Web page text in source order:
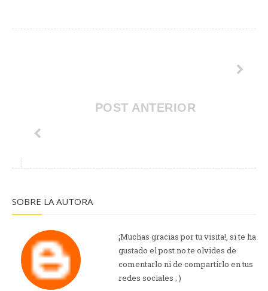
POST ANTERIOR
SOBRE LA AUTORA
¡Muchas gracias por tu visita!, si te ha
gustado el post no te olvides de
comentarlo ni de compartirlo en tus
redes sociales ; )